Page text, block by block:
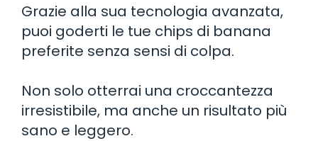
Grazie alla sua tecnologia avanzata,
puoi goderti le tue chips di banana
preferite senza sensi di colpa.
Non solo otterrai una croccantezza
irresistibile, ma anche un risultato più
sano e leggero.